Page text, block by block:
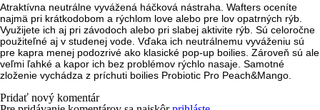
Atraktívna neutrálne vyvážená háčková nástraha . Wafters oceníte
najmä pri krátkodobom a rýchlom love alebo pre lov opatrných rýb.
Využijete ich aj pri závodoch alebo pri slabej aktivite rýb. Sú celoročne
použiteľné aj v studenej vode Vďaka ich neutrálnemu vyváženiu sú
pre kapra menej podozrivé ako klasické pop-up boilies . Zároveň sú ale
veľmi ľahké a kapor ich bez problémov rýchlo nasaje . Samotné
zloženie vychádza z príchuti boilies Probiotic Pro Peach&Mango.
Pridať nový komentár